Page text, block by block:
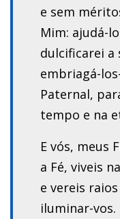
e sem
Mim: ajudá-
dulcificarei a
embriagá-
Paternal,
tempo e na
E vós, meus
a Fé, viveis
e vereis
iluminar-vos.